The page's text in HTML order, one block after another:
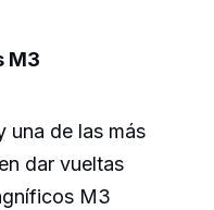
M3
una de las más
dar vueltas
M3